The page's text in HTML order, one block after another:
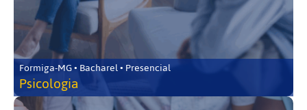
Formiga-MG • Bacharel • Presencial
Psicologia